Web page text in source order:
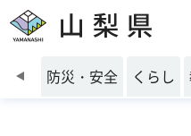
山梨県
前のスライドを表示
防災・安全 くらし